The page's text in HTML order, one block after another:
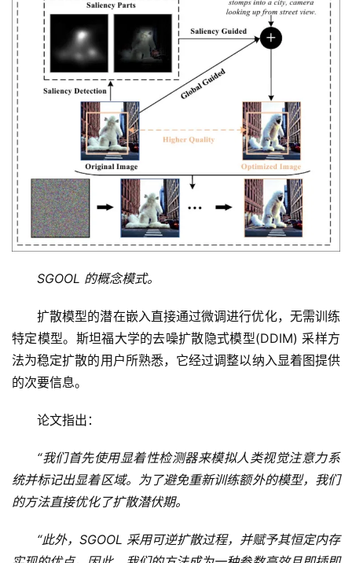
SGOOL 的概念模式。
扩散模型的潜在嵌入直接通过微调进行优化，无需训练
特定模型。斯坦福大学的去噪扩散隐式模型(DDIM) 采样方
法为稳定扩散的用户所熟悉，它经过调整以纳入显着图提供
的次要信息。
论文指出：
“我们首先使用显着性检测器来模拟人类视觉注意力系
统并标记出显着区域。为了避免重新训练额外的模型，我们
的方法直接优化了扩散潜伏期。
“此外，SGOOL 采用可逆扩散过程，并赋予其恒定内存